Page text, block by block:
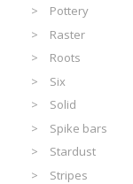
Pottery
Raster
Roots
Six
Solid
Spike bars
Stardust
Stripes